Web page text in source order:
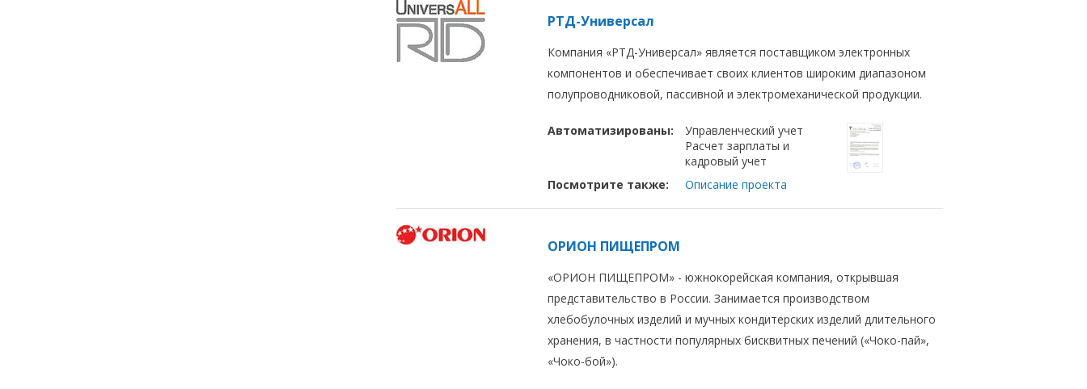
РТД-Универсал
Компания «РТД-Универсал» является поставщиком электронных
компонентов и обеспечивает своих клиентов широким диапазоном
полупроводниковой, пассивной и электромеханической продукции.
Автоматизированы:
Управленческий учет
Расчет зарплаты и
кадровый учет
Посмотрите также:
Описание проекта
ОРИОН ПИЩЕПРОМ
«ОРИОН ПИЩЕПРОМ» - южнокорейская компания, открывшая
представительство в России. Занимается производством
хлебобулочных изделий и мучных кондитерских изделий длительного
хранения, в частности популярных бисквитных печений («Чоко-пай»,
«Чоко-бой»).